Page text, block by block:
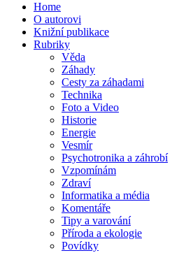
Home
O autorovi
Knižní publikace
Rubriky
Věda
Záhady
Cesty za záhadami
Technika
Foto a Video
Historie
Energie
Vesmír
Psychotronika a záhrobí
Vzpomínám
Zdraví
Informatika a média
Komentáře
Tipy a varování
Příroda a ekologie
Povídky